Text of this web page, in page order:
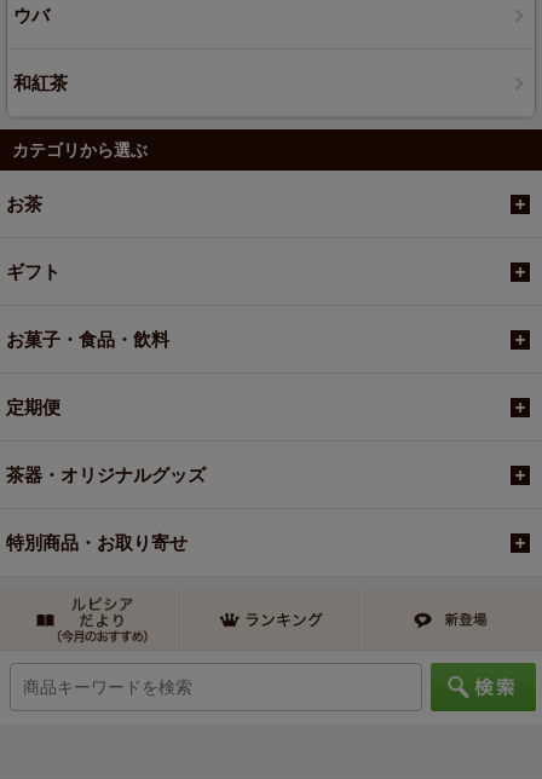
ウバ
和紅茶
カテゴリから選ぶ
お茶
ギフト
お菓子・食品・飲料
定期便
茶器・オリジナルグッズ
特別商品・お取り寄せ